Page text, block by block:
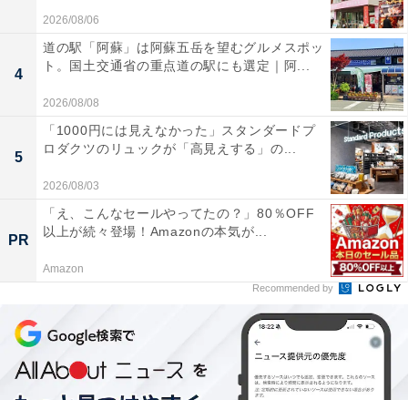
第1位：ジーユー（GU）184票
今回、最も多くの票を集めたのは「ジーユー（GU）」で
した。ジーユーは、ユニクロと同じファーストリテイリ
ンググループのブランド。カジュアルアイテムをはじ
め、スポーツやラウンジウエアなど豊富なラインアップ
がそろっています。アンケート回答者からは、以下のよ
2026/08/06
4
道の駅「阿蘇」は阿蘇五岳を望むグルメスポッ
ト。国土交通省の重点道の駅にも選定｜阿...
2026/08/08
5
「1000円には見えなかった」スタンダードプ
ロダクツのリュックが「高見えする」の...
2026/08/03
PR
「え、こんなセールやってたの？」80％OFF
以上が続々登場！Amazonの本気が...
Amazon
Recommended by